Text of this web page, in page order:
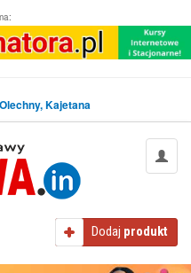
Kajetana
Dodaj produkt